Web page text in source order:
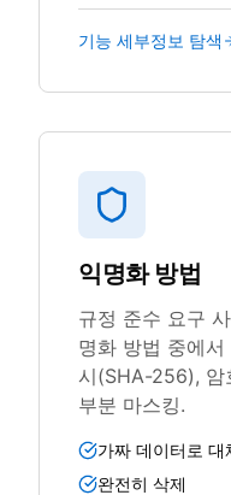
기능 세부정보 탐색
익명화 방법
규정 준수 요구
명화 방법 중에
시(SHA-256),
부분 마스킹.
가짜 데이터로 대
완전히 삭제